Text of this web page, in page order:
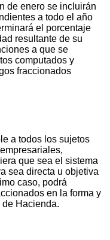
de enero se incluirán
a todo el año
el porcentaje
resultante de su
a que se
computados y
fraccionados
a todos los sujetos
que sea el sistema
sea directa u objetiva
caso, podrá
en la forma y
Hacienda.